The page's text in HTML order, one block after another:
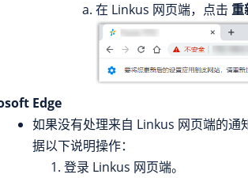
在 Linkus 网页端，点击 重
Edge
如果没有处理来自 Linkus 网页端的通
据以下说明操作：
登录 Linkus 网页端。